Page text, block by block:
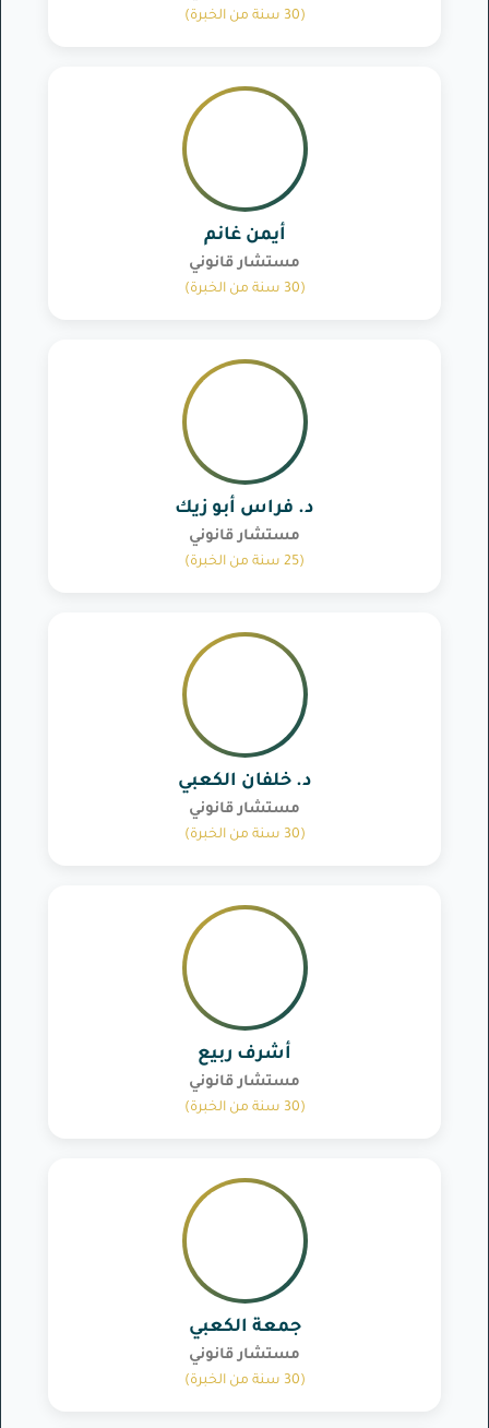
(30 سنة من الخبرة)
أيمن غانم
مستشار قانوني
(30 سنة من الخبرة)
د. فراس أبو زيك
مستشار قانوني
(25 سنة من الخبرة)
د. خلفان الكعبي
مستشار قانوني
(30 سنة من الخبرة)
أشرف ربيع
مستشار قانوني
(30 سنة من الخبرة)
جمعة الكعبي
مستشار قانوني
(30 سنة من الخبرة)